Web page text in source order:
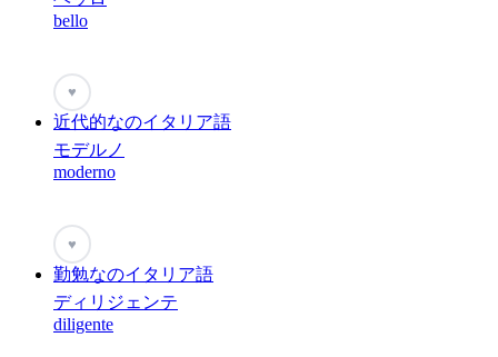
bello
♥
近代的なのイタリア語
モデルノ
moderno
♥
勤勉なのイタリア語
ディリジェンテ
diligente